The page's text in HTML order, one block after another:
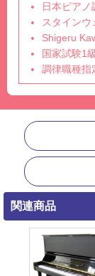
日本ピア
スタイン
Shigeru
国家試験1
調律職種指
関連商品